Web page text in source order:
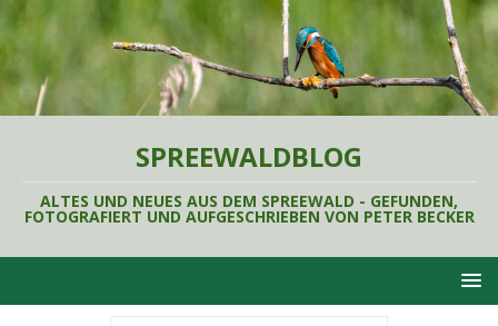
SPREEWALDBLOG
ALTES UND NEUES AUS DEM SPREEWALD - GEFUNDEN,
FOTOGRAFIERT UND AUFGESCHRIEBEN VON PETER BECKER